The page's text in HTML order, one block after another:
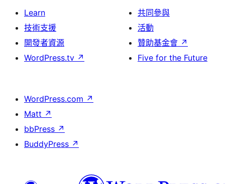
Learn
技術支援
開發者資源
WordPress.tv ↗
共同參與
活動
贊助基金會 ↗
Five for the Future
WordPress.com ↗
Matt ↗
bbPress ↗
BuddyPress ↗